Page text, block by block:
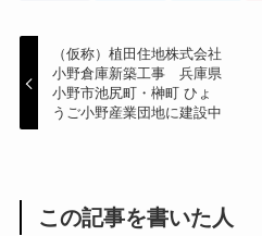
（仮称）植田住地株式会社
小野倉庫新築工事 兵庫県
小野市池尻町・榊町 ひょ
うご小野産業団地に建設中
この記事を書いた人